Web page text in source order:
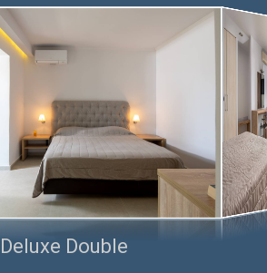
Deluxe Double